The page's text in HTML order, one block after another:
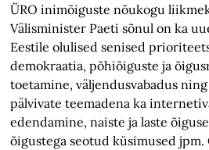
ÜRO inimõiguste nõukogu
Välisminister Paeti sõnul on ka
Eestile olulised senised
demokraatia, põhiõiguste ja
toetamine, väljendusvabadus
pälvivate teemadena ka
edendamine, naiste ja laste
õigustega seotud küsimused